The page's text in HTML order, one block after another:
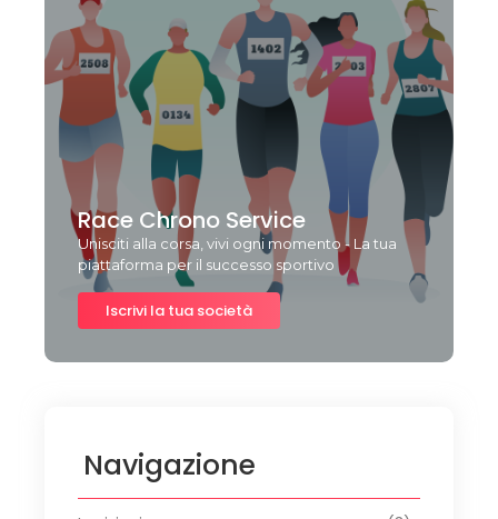
Race Chrono Service
Unisciti alla corsa, vivi ogni momento - La tua
piattaforma per il successo sportivo
Iscrivi la tua società
Navigazione